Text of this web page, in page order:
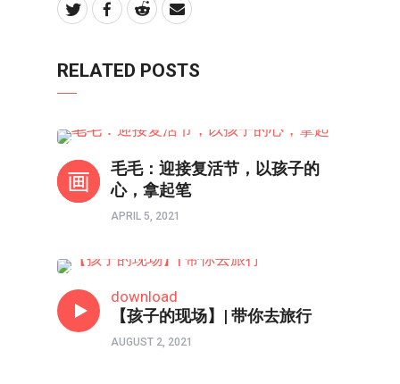
RELATED POSTS
毛毛：迎接复活节，以孩子的
心，拿起笔
APRIL 5, 2021
download
【孩子的现场】| 带你去旅行
AUGUST 2, 2021